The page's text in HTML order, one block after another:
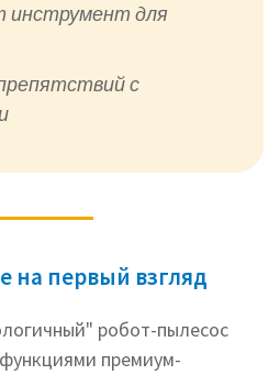
для
с
на первый взгляд
робот-пылесос
премиум-